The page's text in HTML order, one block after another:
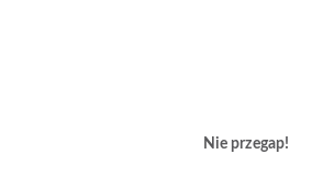
Nie przegap!